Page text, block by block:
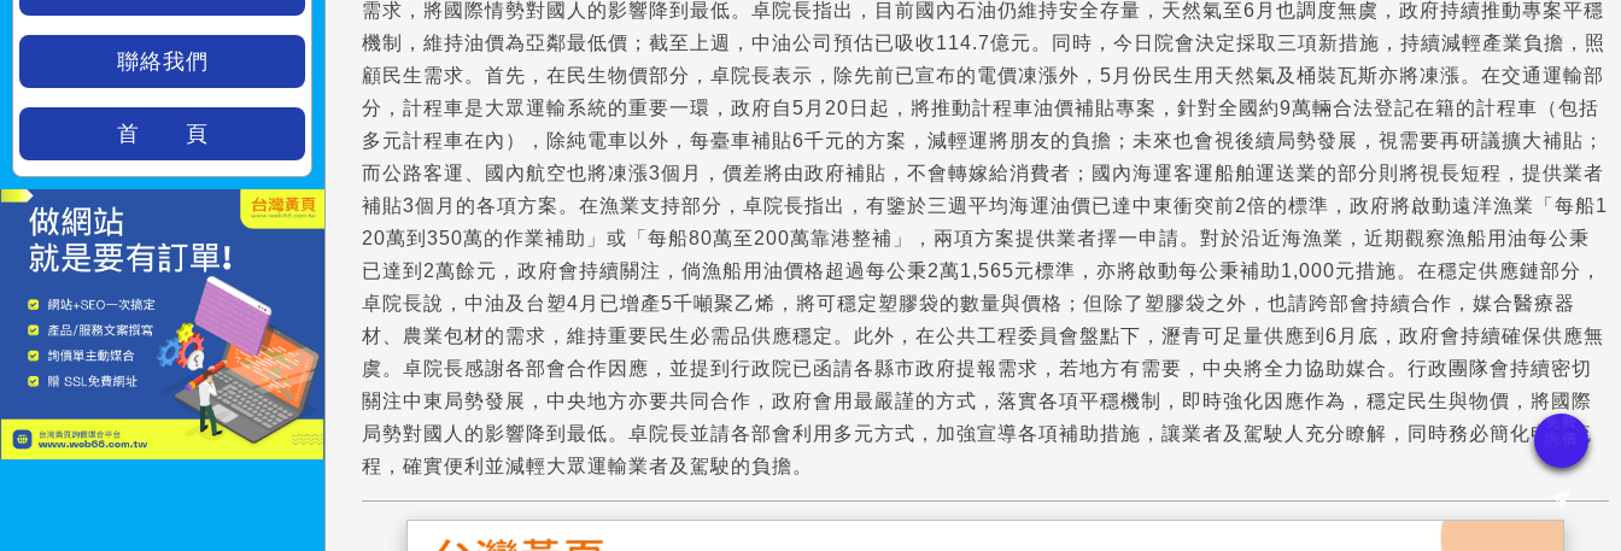
需求，將國際情勢對國人的影響降到最低。卓院長指出，目前國內石油仍維持安全存量，天然氣至6月也調度無虞，政府持續推動專案平穩
機制，維持油價為亞鄰最低價；截至上週，中油公司預估已吸收114.7億元。同時，今日院會決定採取三項新措施，持續減輕產業負擔，照
顧民生需求。首先，在民生物價部分，卓院長表示，除先前已宣布的電價凍漲外，5月份民生用天然氣及桶裝瓦斯亦將凍漲。在交通運輸部
分，計程車是大眾運輸系統的重要一環，政府自5月20日起，將推動計程車油價補貼專案，針對全國約9萬輛合法登記在籍的計程車（包括
多元計程車在內），除純電車以外，每臺車補貼6千元的方案，減輕運將朋友的負擔；未來也會視後續局勢發展，視需要再研議擴大補貼；
而公路客運、國內航空也將凍漲3個月，價差將由政府補貼，不會轉嫁給消費者；國內海運客運船舶運送業的部分則將視長短程，提供業者
補貼3個月的各項方案。在漁業支持部分，卓院長指出，有鑒於三週平均海運油價已達中東衝突前2倍的標準，政府將啟動遠洋漁業「每船1
20萬到350萬的作業補助」或「每船80萬至200萬靠港整補」，兩項方案提供業者擇一申請。對於沿近海漁業，近期觀察漁船用油每公秉
已達到2萬餘元，政府會持續關注，倘漁船用油價格超過每公秉2萬1,565元標準，亦將啟動每公秉補助1,000元措施。在穩定供應鏈部分，
卓院長說，中油及台塑4月已增產5千噸聚乙烯，將可穩定塑膠袋的數量與價格；但除了塑膠袋之外，也請跨部會持續合作，媒合醫療器
材、農業包材的需求，維持重要民生必需品供應穩定。此外，在公共工程委員會盤點下，瀝青可足量供應到6月底，政府會持續確保供應無
虞。卓院長感謝各部會合作因應，並提到行政院已函請各縣市政府提報需求，若地方有需要，中央將全力協助媒合。行政團隊會持續密切
關注中東局勢發展，中央地方亦要共同合作，政府會用最嚴謹的方式，落實各項平穩機制，即時強化因應作為，穩定民生與物價，將國際
局勢對國人的影響降到最低。卓院長並請各部會利用多元方式，加強宣導各項補助措施，讓業者及駕駛人充分瞭解，同時務必簡化申請流
程，確實便利並減輕大眾運輸業者及駕駛的負擔。
聯絡我們
首 頁